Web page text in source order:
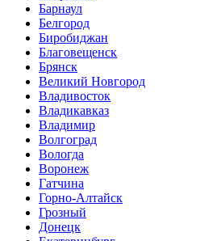
Барнаул
Белгород
Биробиджан
Благовещенск
Брянск
Великий Новгород
Владивосток
Владикавказ
Владимир
Волгоград
Вологда
Воронеж
Гатчина
Горно-Алтайск
Грозный
Донецк